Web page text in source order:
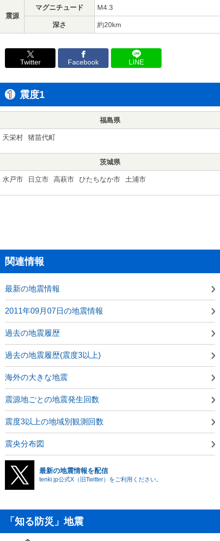
震源
マグニチュード M4.3
深さ 約20km
Twitter Facebook LINE
震度1
福島県
天栄村 猪苗代町
茨城県
水戸市 日立市 高萩市 ひたちなか市 土浦市
関連情報
最新の地震情報
2011年09月07日の地震情報
過去の地震履歴
過去の地震履歴(震度3以上)
海外の大きな地震
震源地ごとの地震発生回数
震度3以上の地域別観測回数
震央分布図
最新の地震情報を配信
tenki.jp公式X（旧Twitter）をご利用ください。
「知る防災」地震